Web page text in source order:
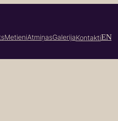
MetieniAtmiņasGalerijaKontaktiEN